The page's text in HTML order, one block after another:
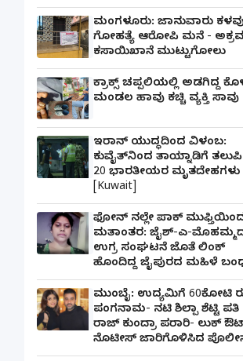
ಮಂಗಳೂರು: ಜಾನುವಾರು
ಗೋಹತ್ಯೆ ಆರೋಪಿ ಮನೆ -
ಕಸಾಯಿಖಾನೆ ಮುಟ್ಟುಗೋಲು
ಕ್ರಾಕ್ಸ್ ಚಪ್ಪಲಿಯಲ್ಲಿ ಅಡಗಿದ್ದ
ಮಂಡಲ ಹಾವು ಕಚ್ಚಿ ವ್ಯಕ್ತಿ ಸಾವು
ಇರಾನ್ ಯುದ್ಧದಿಂದ ವಿಳಂಬ:
ಕುವೈತ್‌ನಿಂದ ತಾಯ್ನಾಡಿಗೆ
20 ಭಾರತೀಯರ ಮೃತದೇಹಗಳು
[Kuwait]
ಫೋನ್ ನಲ್ಲೇ ಪಾಕ್
ಮತಾಂತರ: ಜೈಶ್-ಎ-
ಉಗ್ರ ಸಂಘಟನೆ ಜೊತೆ ಲಿಂಕ್
ಹೊಂದಿದ್ದ ಜೈಪುರದ ಮಹಿಳೆ
ಮುಂಬೈ: ಉದ್ಯಮಿಗೆ 60ಕೋಟಿ
ಪಂಗನಾಮ- ನಟಿ ಶಿಲ್ಪಾ ಶೆಟ್ಟಿ ಪತಿ
ರಾಜ್ ಕುಂದ್ರಾ ಪರಾರಿ- ಲುಕ್
ನೊಟೀಸ್ ಜಾರಿಗೊಳಿಸಿದ